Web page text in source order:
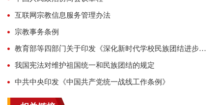
互联网宗教信息服务管理办法
宗教事务条例
教育部等四部门关于印发《深化新时代学校民族团结进步教育指导纲要》的通知
我国宪法对维护祖国统一和民族团结的规定
中共中央印发《中国共产党统一战线工作条例》